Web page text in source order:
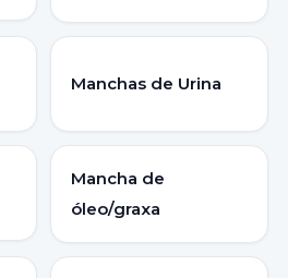
Manchas de Urina
Mancha de
óleo/graxa